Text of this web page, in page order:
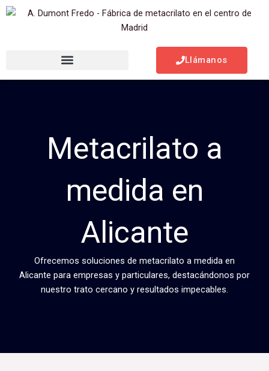
Llámanos
Metacrilato a
medida en
Alicante
Ofrecemos soluciones de metacrilato a medida en
Alicante para empresas y particulares, destacándonos por
nuestro trato cercano y resultados impecables.